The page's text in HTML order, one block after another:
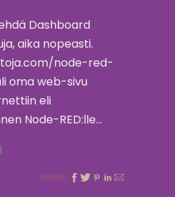
Dashboard
aika nopeasti.
node-red-
oma web-sivu
eli
Node-RED:lle…
SHARE: